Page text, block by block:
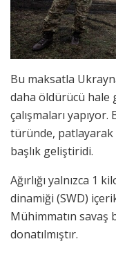
Bu maksatla
daha öldürücü hale
çalışmaları
türünde,
başlık geliştiridi.
Ağırlığı yalnızca 1
dinamiği (SWD)
Mühimmatın savaş
donatılmıştır.